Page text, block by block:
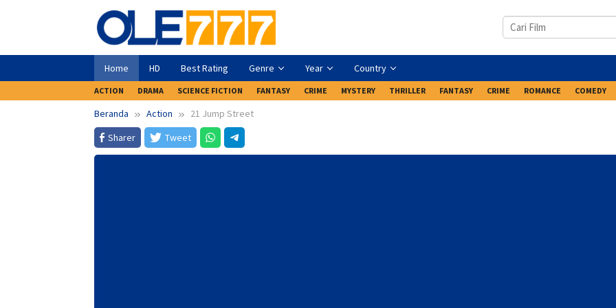
Home HD Best Rating Genre Year Country
ACTION DRAMA SCIENCE FICTION FANTASY CRIME MYSTERY THRILLER FANTASY CRIME ROMANCE COMEDY
Beranda Action
21 Jump Street
Sharer
Tweet